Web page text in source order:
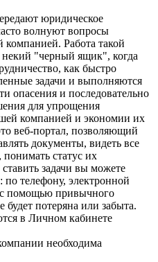
юридическое
волнуют вопросы
компанией. Работа такой
"черный ящик", когда
как быстро
задачи и выполняются
опасения и последовательно
для упрощения
компанией и экономии их
веб-портал, позволяющий
документы, видеть все
статус их
задачи вы можете
телефону, электронной
помощью привычного
будет потеряна или забыта.
в Личном кабинете
необходима